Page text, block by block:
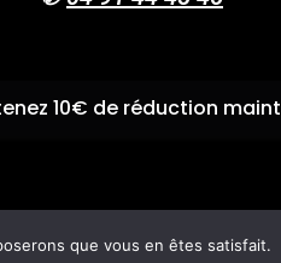
Boutique Panier Univers Cross
10€ de réduction
que vous en êtes satisfait.